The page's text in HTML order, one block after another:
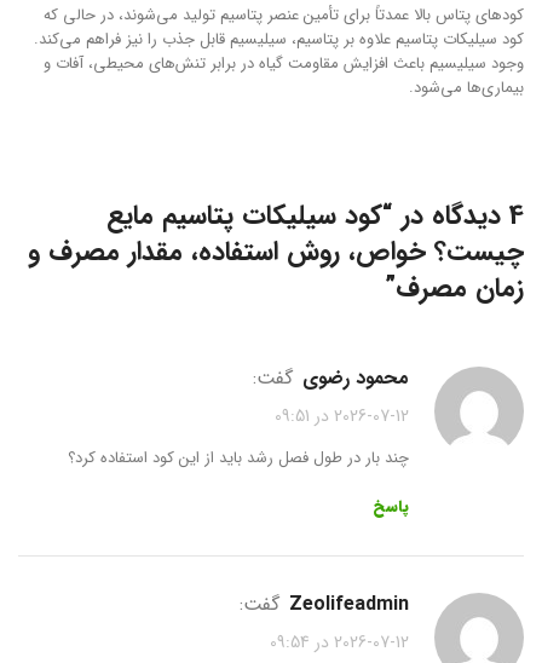
کودهای پتاس بالا عمدتاً برای تأمین عنصر پتاسیم تولید می‌شوند، در حالی که
کود سیلیکات پتاسیم علاوه بر پتاسیم، سیلیسیم قابل جذب را نیز فراهم می‌کند.
وجود سیلیسیم باعث افزایش مقاومت گیاه در برابر تنش‌های محیطی، آفات و
بیماری‌ها می‌شود.
4 دیدگاه در “
کود سیلیکات پتاسیم مایع
چیست؟ خواص، روش استفاده، مقدار مصرف و
زمان مصرف”
محمود رضوی گفت:
2026-07-12 در 09:51
چند بار در طول فصل رشد باید از این کود استفاده کرد؟
پاسخ
zeolifeadmin گفت:
2026-07-12 در 09:54